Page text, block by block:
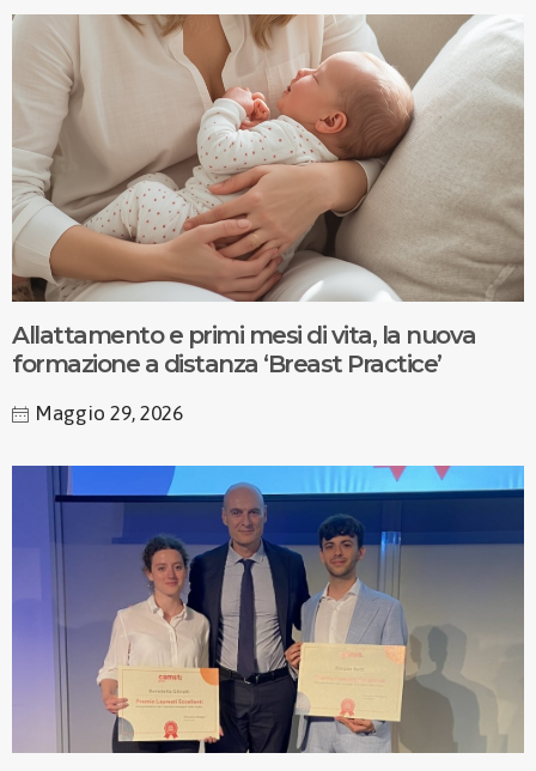
Allattamento e primi mesi di vita, la nuova
formazione a distanza ‘Breast Practice’
Maggio 29, 2026